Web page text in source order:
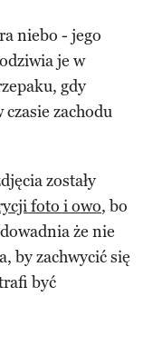
niebo - jego
je w
gdy
zachodu
zostały
foto i owo, bo
że nie
by zachwycić się
być